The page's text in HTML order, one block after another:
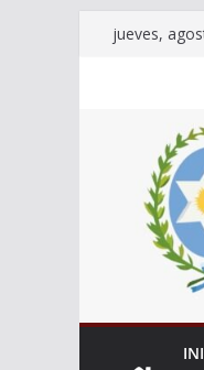
jueves,